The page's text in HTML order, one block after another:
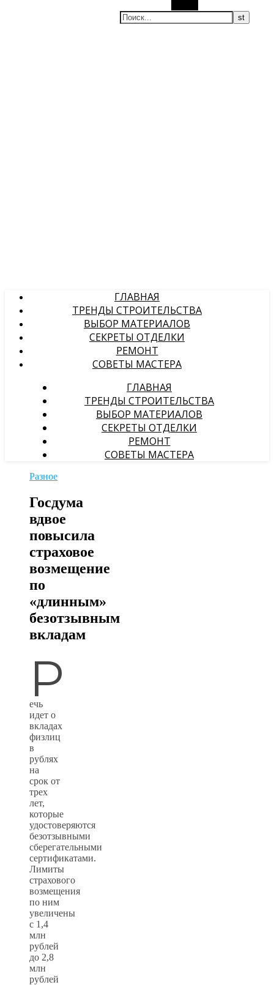
ГЛАВНАЯ
ТРЕНДЫ СТРОИТЕЛЬСТВА
ВЫБОР МАТЕРИАЛОВ
СЕКРЕТЫ ОТДЕЛКИ
РЕМОНТ
СОВЕТЫ МАСТЕРА
ГЛАВНАЯ
ТРЕНДЫ СТРОИТЕЛЬСТВА
ВЫБОР МАТЕРИАЛОВ
СЕКРЕТЫ ОТДЕЛКИ
РЕМОНТ
СОВЕТЫ МАСТЕРА
Разное
Госдума
вдвое
повысила
страховое
возмещение
по
«длинным»
безотзывным
вкладам
Р
ечь
идет о
вкладах
физлиц
в
рублях
на
срок от
трех
лет,
которые
удостоверяются
безотзывными
сберегательными
сертификатами.
Лимиты
страхового
возмещения
по ним
увеличены
с 1,4
млн
рублей
до 2,8
млн
рублей